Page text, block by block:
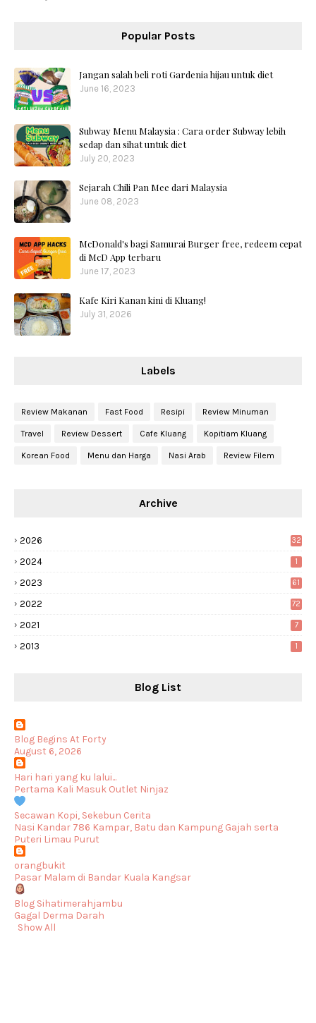
Popular Posts
Jangan salah beli roti Gardenia hijau untuk diet
June 16, 2023
Subway Menu Malaysia : Cara order Subway lebih
sedap dan sihat untuk diet
July 20, 2023
Sejarah Chili Pan Mee dari Malaysia
June 08, 2023
McDonald's bagi Samurai Burger free, redeem cepat
di McD App terbaru
June 17, 2023
Kafe Kiri Kanan kini di Kluang!
July 31, 2026
Labels
Review Makanan Fast Food Resipi Review Minuman
Travel Review Dessert Cafe Kluang Kopitiam Kluang
Korean Food Menu dan Harga Nasi Arab Review Filem
Archive
2026 32
2024 1
2023 61
2022 72
2021 7
2013 1
Blog List
Blog Begins At Forty
August 6, 2026
Hari hari yang ku lalui...
Pertama Kali Masuk Outlet Ninjaz
Secawan Kopi, Sekebun Cerita
Nasi Kandar 786 Kampar, Batu dan Kampung Gajah serta
Puteri Limau Purut
orangbukit
Pasar Malam di Bandar Kuala Kangsar
Blog Sihatimerahjambu
Gagal Derma Darah
Show All